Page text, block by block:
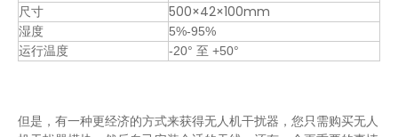
尺寸
500×42×100mm
湿度
5%-95%
运行温度
-20° 至 +50°
但是，有一种更经济的方式来获得无人机干扰器，您只需购买无人